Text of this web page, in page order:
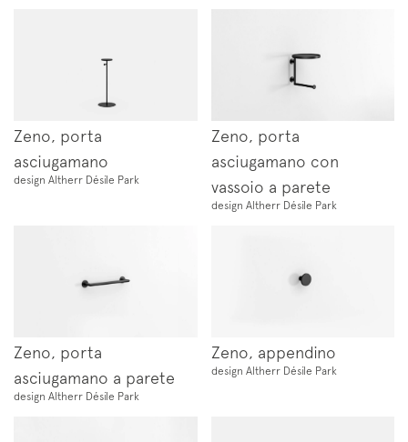
Zeno, porta
asciugamano
design Altherr Désile Park
Zeno, porta
asciugamano con
vassoio a parete
design Altherr Désile Park
Zeno, porta
asciugamano a parete
design Altherr Désile Park
Zeno, appendino
design Altherr Désile Park